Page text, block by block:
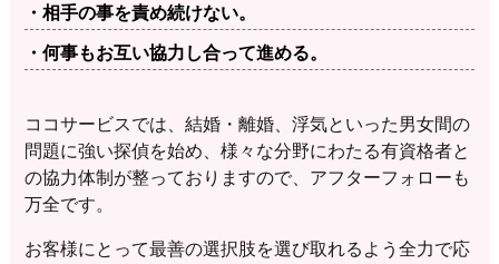
・相手の事を責め続けない。
・何事もお互い協力し合って進める。
ココサービスでは、結婚・離婚、浮気といった男女間の
問題に強い探偵を始め、様々な分野にわたる有資格者と
の協力体制が整っておりますので、アフターフォローも
万全です。
お客様にとって最善の選択肢を選び取れるよう全力で応